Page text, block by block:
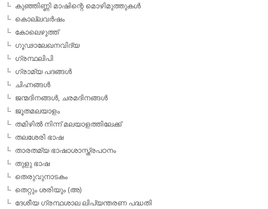
കുഞ്ഞിണ്ണി മാഷിന്റെ മൊഴിമുത്തുകള്‍
കൊല്ലവര്‍ഷം
കോലെഴുത്ത്
ഗൂഢാലേഖനവിദ്യ
ഗ്രന്ഥലിപി
ഗ്രാമ്യ പദങ്ങള്‍
ചിഹ്നങ്ങള്‍
ജന്മദിനങ്ങള്‍, ചരമദിനങ്ങള്‍
ജൂതമലയാളം
തമിഴില്‍ നിന്ന് മലയാളത്തിലേക്ക്
തലശേരി ഭാഷ
താരതമ്യ ഭാഷാശാസ്ത്രപഠനം
തുളു ഭാഷ
തെരുവുനാടകം
തെറ്റും ശരിയും (അ)
ദേശീയ ഗ്രന്ഥശാല ലിപ്യന്തരണ പദ്ധതി